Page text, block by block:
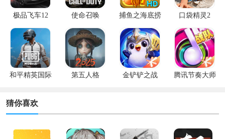
极品飞车12 使命召唤 捕鱼之海底捞 口袋精灵2
和平精英国际
第五人格 金铲铲之战 腾讯节奏大师
猜你喜欢